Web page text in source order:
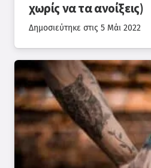
χωρίς να τα ανοίξεις)
Δημοσιεύτηκε στις 5 Μάι 2022